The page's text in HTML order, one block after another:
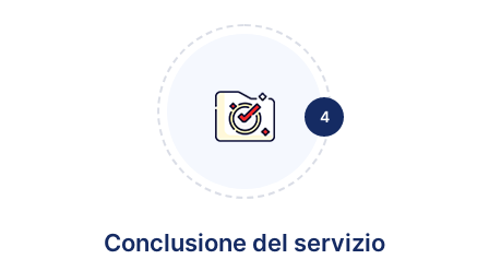
4
Conclusione del servizio